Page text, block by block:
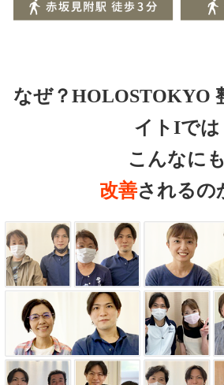
なぜ？HOLOSTOKYO
イトIでは
こんなにも
改善されるの